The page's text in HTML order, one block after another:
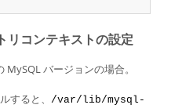
コンテキストの設定
MySQL バージョンの場合。
すると、
/var/lib/mysql-